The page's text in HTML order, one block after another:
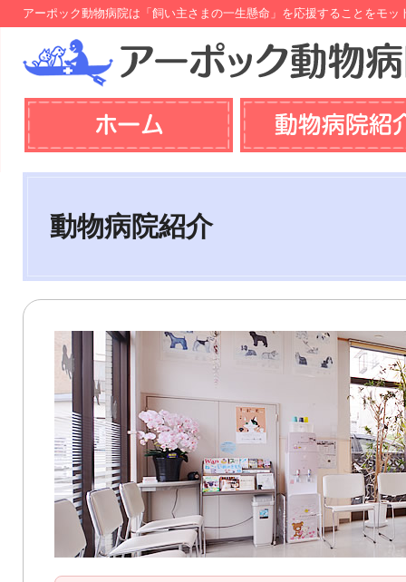
アーポック動物病院は「飼い主さまの一生懸命」を応援することをモ
動物病院紹介